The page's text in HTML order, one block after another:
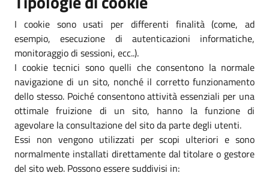
I cookie sono usati per differenti finalità (come, ad
esempio, esecuzione di autenticazioni informatiche,
monitoraggio di sessioni, ecc..).
I cookie tecnici sono quelli che consentono la normale
navigazione di un sito, nonché il corretto funzionamento
dello stesso. Poiché consentono attività essenziali per una
ottimale fruizione di un sito, hanno la funzione di
agevolare la consultazione del sito da parte degli utenti.
Essi non vengono utilizzati per scopi ulteriori e sono
normalmente installati direttamente dal titolare o gestore
del sito web. Possono essere suddivisi in: